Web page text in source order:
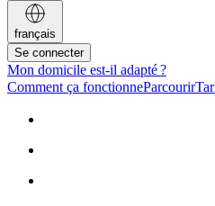
français
Se connecter
Mon domicile est-il adapté ?
Comment ça fonctionneParcourir